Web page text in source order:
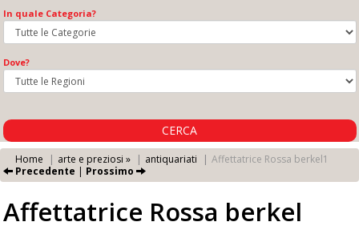
In quale Categoria?
Dove?
CERCA
Home arte e preziosi » antiquariati
Affettatrice Rossa berkel1
Precedente | Prossimo
Affettatrice Rossa berkel